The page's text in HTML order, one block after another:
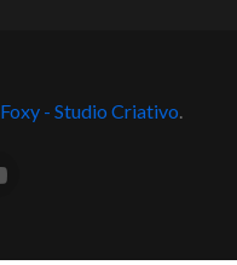
Foxy - Studio Criativo.